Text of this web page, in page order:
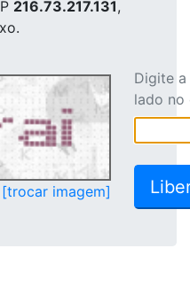
216.73.217.131,
[trocar imagem]
Digite
lado no